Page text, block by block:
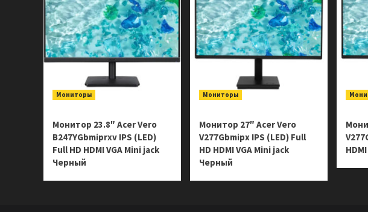
Мониторы
Монитор 23.8″ Acer Vero
B247YGbmiprxv IPS (LED)
Full HD HDMI VGA Mini jack
Черный
Мониторы
Монитор 27″ Acer Vero
V277Gbmipx IPS (LED) Full
HD HDMI VGA Mini jack
Черный